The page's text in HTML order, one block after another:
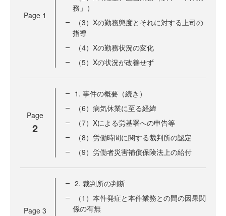
Page 1
務」）
（3）Xの勤務態度とそれに対する上司の
指導
（4）Xの勤務状況の変化
（5）Xの状況が改善せず
Page
2
1. 事件の概要（続き）
（6）病気休業に至る経緯
（7）Xによる労基署への申告等
（8）労働時間に関する裁判所の認定
（9）労働者災害補償保険法上の給付
Page 3
2. 裁判所の判断
（1）本件発症と本件業務との間の因果関
係の有無